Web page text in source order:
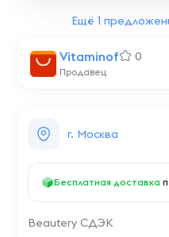
Vitaminof 0
Продавец
г. Москва
Бесплатная доставка
Beautery СДЭК
Ещё 1